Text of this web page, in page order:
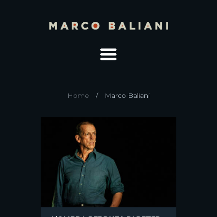
Home Marco Baliani
Universo perso, universo
Vaso di Pronomos, 400 a.C. circa Questo
tempo incerto e inconsistente, dove tutti
aspettano Godot, illudendosi su...